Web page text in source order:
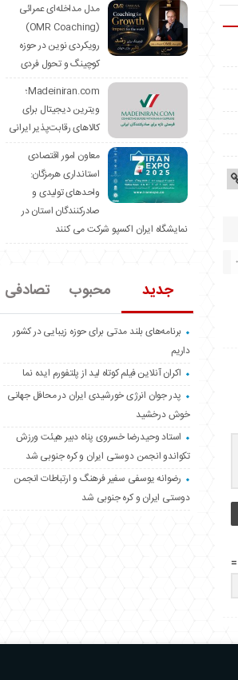
مدل مداخله‌ای عمرائی
(OMR Coaching)
رویکردی نوین در حوزه
کوچینگ و تحول فردی
Madeiniran.com؛
ویترین دیجیتال برای
کالاهای رقابت‌پذیر ایرانی
معاون امور اقتصادی
استانداری هرمزگان:
واحدهای تولیدی و
صادرکنندگان استان در
نمایشگاه ایران اکسپو شرکت می کنند
جدید محبوب تصادفی
برنامه‌های بلند مدتی برای حوزه زیبایی در کشور
داریم
اکران آنلاین فیلم کوتاه لید از پلتفورم ایده نما
پدر جوان انرژی خورشیدی ایران در محافل جهانی
خوش درخشید
استاد وحیدرضا خسروی پناه دبیر هیئت ورزش
تکواندو انجمن دوستی ایران و کره جنوبی شد
رضوانه یوسفی سفیر فرهنگ و ارتباطات انجمن
دوستی ایران و کره جنوبی شد